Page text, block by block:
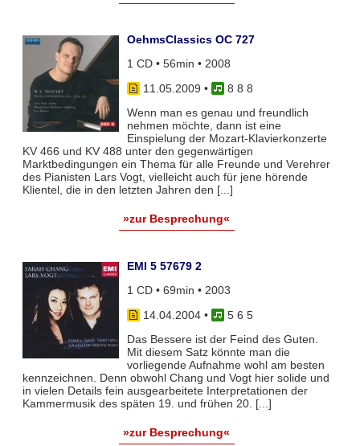
OehmsClassics OC 727
1 CD • 56min • 2008
11.05.2009 •
8 8 8
Wenn man es genau und freundlich
nehmen möchte, dann ist eine
Einspielung der Mozart-Klavierkonzerte
KV 466 und KV 488 unter den gegenwärtigen
Marktbedingungen ein Thema für alle Freunde und Verehrer
des Pianisten Lars Vogt, vielleicht auch für jene hörende
Klientel, die in den letzten Jahren den [...]
»zur Besprechung«
EMI 5 57679 2
1 CD • 69min • 2003
14.04.2004•
5 6 5
Das Bessere ist der Feind des Guten.
Mit diesem Satz könnte man die
vorliegende Aufnahme wohl am besten
kennzeichnen. Denn obwohl Chang und Vogt hier solide und
in vielen Details fein ausgearbeitete Interpretationen der
Kammermusik des späten 19. und frühen 20. [...]
»zur Besprechung«